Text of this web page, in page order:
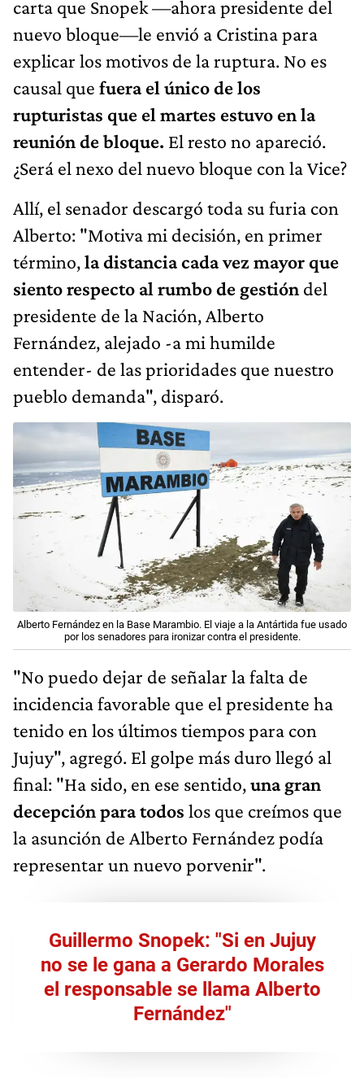
carta que Snopek —ahora presidente del
nuevo bloque—le envió a Cristina para
explicar los motivos de la ruptura. No es
causal que fuera el único de los
rupturistas que el martes estuvo en la
reunión de bloque. El resto no apareció.
¿Será el nexo del nuevo bloque con la Vice?
Allí, el senador descargó toda su furia con
Alberto: "Motiva mi decisión, en primer
término,la distancia cada vez mayor que
siento respecto al rumbo de gestión del
presidente de la Nación, Alberto
Fernández, alejado -a mi humilde
entender- de las prioridades que nuestro
pueblo demanda", disparó.
Alberto Fernández en la Base Marambio. El viaje a la Antártida fue usado
por los senadores para ironizar contra el presidente.
"No puedo dejar de señalar la falta de
incidencia favorable que el presidente ha
tenido en los últimos tiempos para con
Jujuy", agregó. El golpe más duro llegó al
final: "Ha sido, en ese sentido,una gran
decepción para todos los que creímos que
la asunción de Alberto Fernández podía
representar un nuevo porvenir".
Guillermo Snopek: "Si en Jujuy
no se le gana a Gerardo Morales
el responsable se llama Alberto
Fernández"